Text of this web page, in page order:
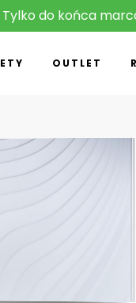
Tylko do końca
OUTLET